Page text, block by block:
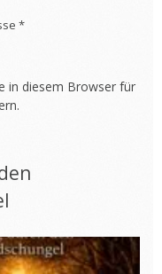
*
in diesem Browser für